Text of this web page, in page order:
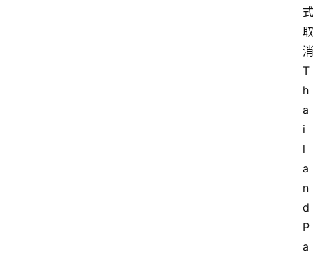
T
h
a
i
l
a
n
d
P
a